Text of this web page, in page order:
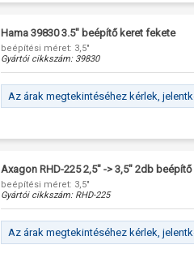
Hama 39830 3.5" beépítő keret fekete
beépítési méret: 3,5"
Gyártói cikkszám: 39830
Az árak megtekintéséhez kérlek,
Axagon RHD-225 2,5" -> 3,5" 2db
beépítési méret: 3,5"
Gyártói cikkszám: RHD-225
Az árak megtekintéséhez kérlek,